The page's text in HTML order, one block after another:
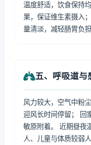
温度舒适，饮食保持
果，保证维生素摄入
量清淡，减轻肠胃负担
五、呼吸道与
风力较大，空气中粉
迎风长时间停留； 回
敏原附着。 近期昼夜
人、儿童与体质较弱